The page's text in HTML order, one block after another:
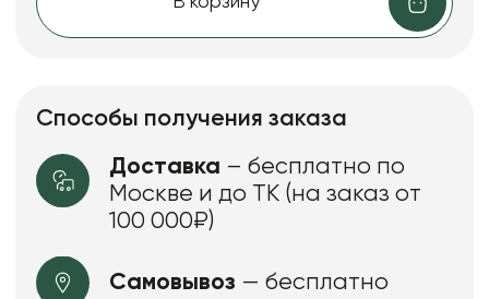
Способы получения заказа
Доставка – бесплатно по
Москве и до ТК (на заказ от
100 000₽)
Самовывоз — бесплатно